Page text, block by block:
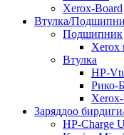
Xerox-Board
Втулка/
Подшипник
Xerox
Втулка
HP-
Рико-
Заряддоо
HP-Charge